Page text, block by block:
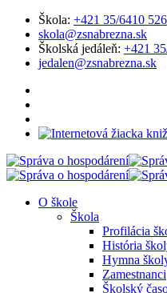
Škola: +421 35/6410 526
skola@zsnabrezna.sk
Školská jedáleň: +421
jedalen@zsnabrezna.sk
O škole
Škola
Profilácia
História
Hymna
Zamestnanci
Školský